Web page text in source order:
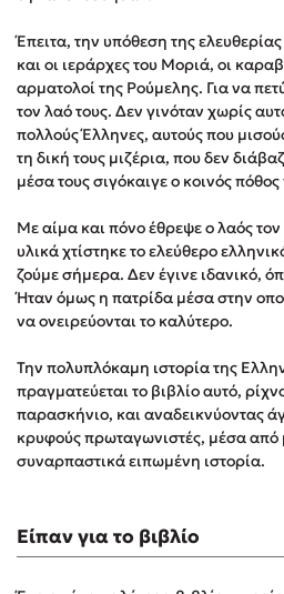
Δανάη Ιμπραχήμ
Δημοφιλή Άρθρα
3 βιβλία βασισμένα σε αληθινά
Τεστ: Ποιο αστυνομικό βιβλίο σου
Ο εθισμός των παιδιών στις οθόνες
Μια λέξη που συχνά νιώθεις αλλά
Τι είναι η νευροποικιλότητα; Η
απαντά!
ελληνικής μυθολογίας
Εύκολη συνταγή για chicken BBQ
Πετρετζίκη!
3 βιβλία που μπορείς να διαβάσεις
Διακοπές με τα παιδιά: Η ανάγκη
τάση σου!
Έπειτα, την υπόθεση της
και οι ιεράρχες του Μοριά, οι
αρματολοί της Ρούμελης. Για να
τον λαό τους. Δεν γινόταν χωρίς
πολλούς Έλληνες, αυτούς που
τη δική τους μιζέρια, που δεν
μέσα τους σιγόκαιγε ο κοινός πόθος
Με αίμα και πόνο έθρεψε ο λαός
υλικά χτίστηκε το ελεύθερο
ζούμε σήμερα. Δεν έγινε ιδανικό,
Ήταν όμως η πατρίδα μέσα στην
να ονειρεύονται το καλύτερο.
Την πολυπλόκαμη ιστορία της
πραγματεύεται το βιβλίο αυτό,
παρασκήνιο, και αναδεικνύοντας
κρυφούς πρωταγωνιστές, μέσα από
συναρπαστικά ειπωμένη ιστορία.
Είπαν για το βιβλίο